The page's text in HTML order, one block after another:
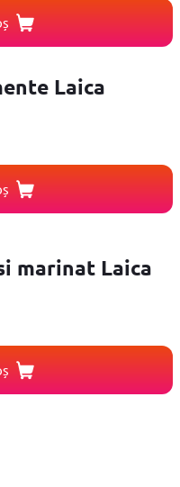
Laica
marinat Laica